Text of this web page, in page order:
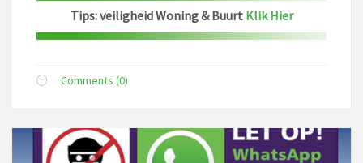
Tips: veiligheid Woning & Buurt Klik Hier
Comments (0)